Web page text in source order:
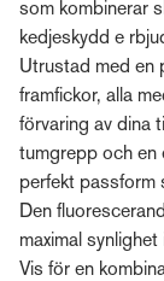
som kombinerar
kedjeskydd e
Utrustad med en
framfickor, alla
förvaring av dina
tumgrepp och en
perfekt passform
Den
maximal
Vis för en